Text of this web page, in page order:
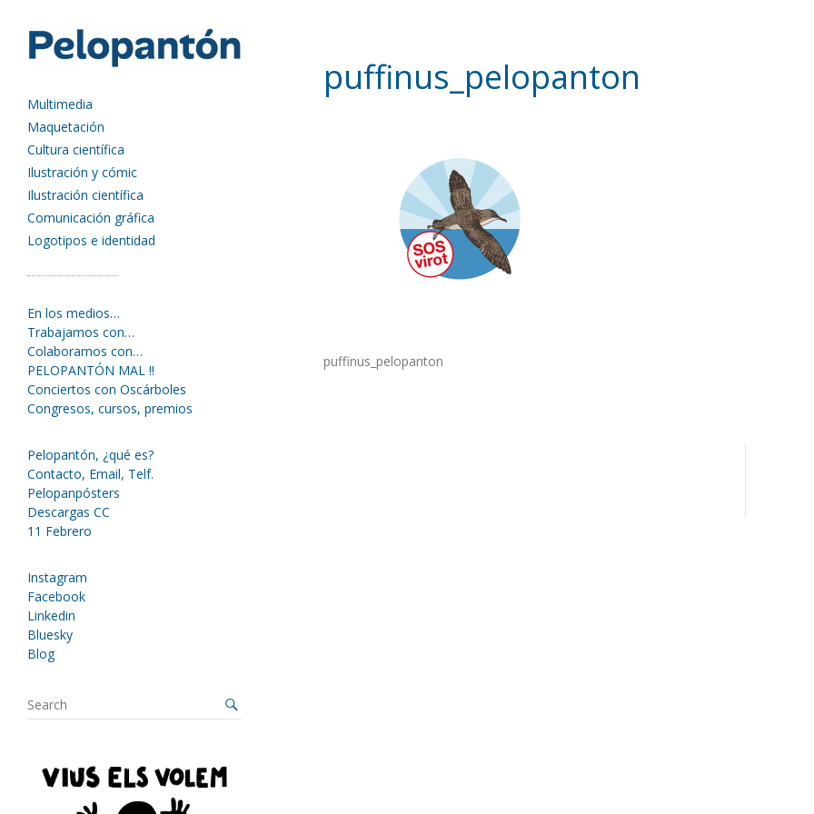
Multimedia
Maquetación
Cultura científica
Ilustración y cómic
Ilustración científica
Comunicación gráfica
Logotipos e identidad
puffinus_pelopanton
puffinus_pelopanton
En los medios…
Trabajamos con…
Colaboramos con…
PELOPANTÓN MAL !!
Conciertos con Oscárboles
Congresos, cursos, premios
Pelopantón, ¿qué es?
Contacto, Email, Telf.
Pelopanpósters
Descargas CC
11 Febrero
Instagram
Facebook
Linkedin
Bluesky
Blog
S
e